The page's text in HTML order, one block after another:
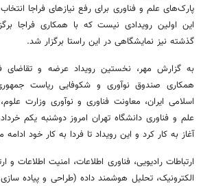
پارک‌های علم و فناوری برای رفع نیازهای فراجا
این اولین رویدادی نیست که با همکاری فراجا
گذشته نیز نمایشگاهی در این راستا برگزار شد.
به گزارش مهر، نخستین رویداد عرضه و تقاضای
همکاری صندوق نوآوری و شکوفایی ریاست
اسلامی ایران، معاونت فناوری و نوآوری وزارت
علم و فناوری دانشگاه تهران امروز دوشنبه یکم
آغاز به کار کرد و این رویداد تا فردا به کار خود
ارتباطات رادیویی، فناوری اطلاعات، امنیت اطلاعات و
الکترونیک، تحلیل هوشمند داده (طراحی و پیاده